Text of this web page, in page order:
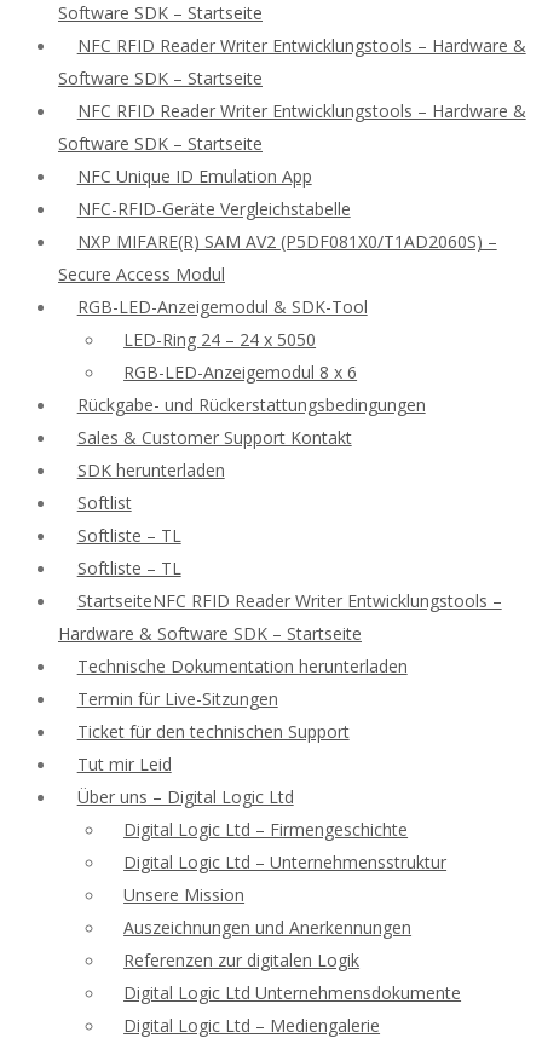
Software SDK – Startseite
NFC RFID Reader Writer Entwicklungstools – Hardware &
Software SDK – Startseite
NFC RFID Reader Writer Entwicklungstools – Hardware &
Software SDK – Startseite
NFC Unique ID Emulation App
NFC-RFID-Geräte Vergleichstabelle
NXP MIFARE(R) SAM AV2 (P5DF081X0/T1AD2060S) –
Secure Access Modul
RGB-LED-Anzeigemodul & SDK-Tool
LED-Ring 24 – 24 x 5050
RGB-LED-Anzeigemodul 8 x 6
Rückgabe- und Rückerstattungsbedingungen
Sales & Customer Support Kontakt
SDK herunterladen
Softlist
Softliste – TL
Softliste – TL
StartseiteNFC RFID Reader Writer Entwicklungstools –
Hardware & Software SDK – Startseite
Technische Dokumentation herunterladen
Termin für Live-Sitzungen
Ticket für den technischen Support
Tut mir Leid
Über uns – Digital Logic Ltd
Digital Logic Ltd – Firmengeschichte
Digital Logic Ltd – Unternehmensstruktur
Unsere Mission
Auszeichnungen und Anerkennungen
Referenzen zur digitalen Logik
Digital Logic Ltd Unternehmensdokumente
Digital Logic Ltd – Mediengalerie